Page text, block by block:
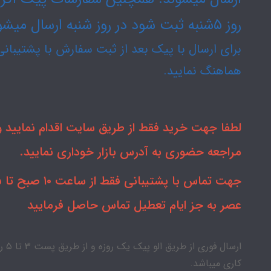
روز ۵شنبه ثبت شود در روز شنبه ارسال میشود.
برای ارسال با پیک بعد از ثبت سفارش با
هماهنگ نمایید.
لطفا جهت خرید فقط از طریق سایت اقدام نمایید
مراجعه حضوری به آدرس بازار خوداری نمایید.
جهت
عصر به جز ایام تعطیل تماس حاصل فرمایید
ارسال
کاری میباشد.